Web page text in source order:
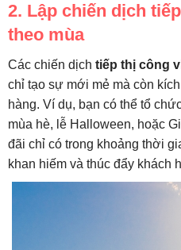
2. Lập chiến dịch
theo mùa
Các chiến dịch tiếp thị công
chỉ tạo sự mới mẻ mà còn
hàng. Ví dụ, bạn có thể tổ
mùa hè, lễ Halloween, hoặc
đãi chỉ có trong khoảng thời
khan hiếm và thúc đẩy khách